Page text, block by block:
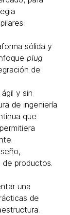
sólida y
plug
de
y sin
de ingeniería
que
de productos.
una
de